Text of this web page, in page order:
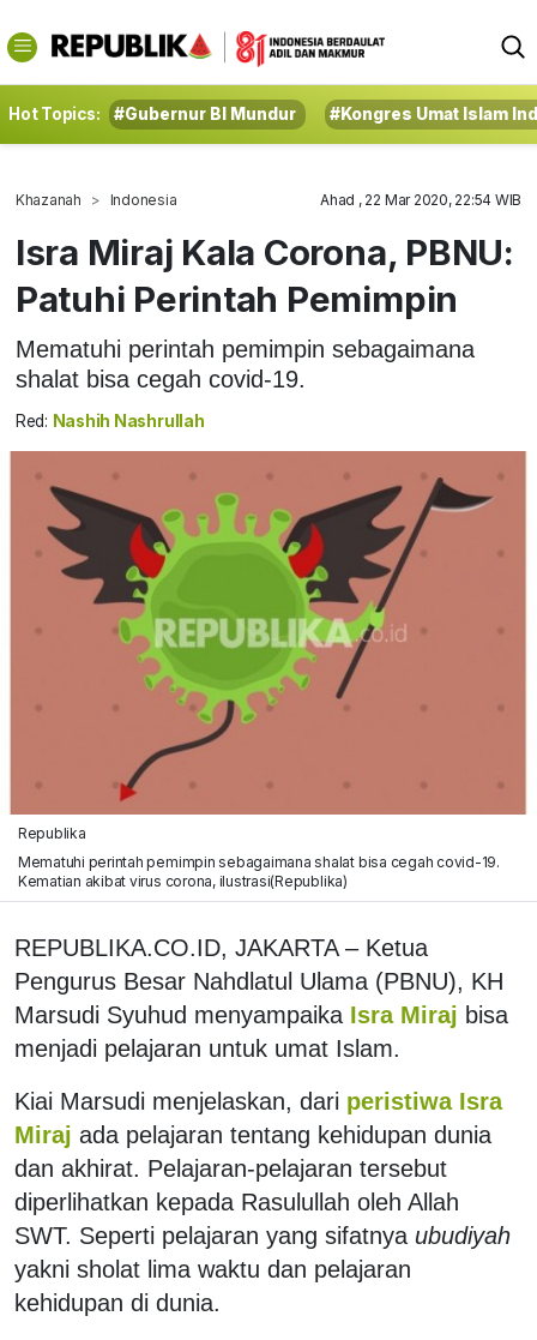
Hot Topics: #Gubernur BI Mundur #Kongres Umat Islam
Khazanah Indonesia Ahad , 22 Mar 2020, 22:54 WIB
Isra Miraj Kala Corona, PBNU:
Patuhi Perintah Pemimpin
Mematuhi perintah pemimpin sebagaimana
shalat bisa cegah covid-19.
Red: Nashih Nashrullah
Republika
Mematuhi perintah pemimpin sebagaimana shalat bisa cegah covid-19.
Kematian akibat virus corona, ilustrasi(Republika)
REPUBLIKA.CO.ID, JAKARTA – Ketua
Pengurus Besar Nahdlatul Ulama (PBNU), KH
Marsudi Syuhud menyampaika Isra Miraj bisa
menjadi pelajaran untuk umat Islam.
Kiai Marsudi menjelaskan, dari peristiwa Isra
Miraj ada pelajaran tentang kehidupan dunia
dan akhirat. Pelajaran-pelajaran tersebut
diperlihatkan kepada Rasulullah oleh Allah
SWT. Seperti pelajaran yang sifatnya ubudiyah
yakni sholat lima waktu dan pelajaran
kehidupan di dunia.